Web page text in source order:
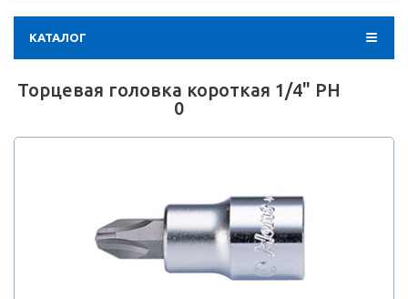
КАТАЛОГ
Торцевая головка короткая 1/4" PH
0